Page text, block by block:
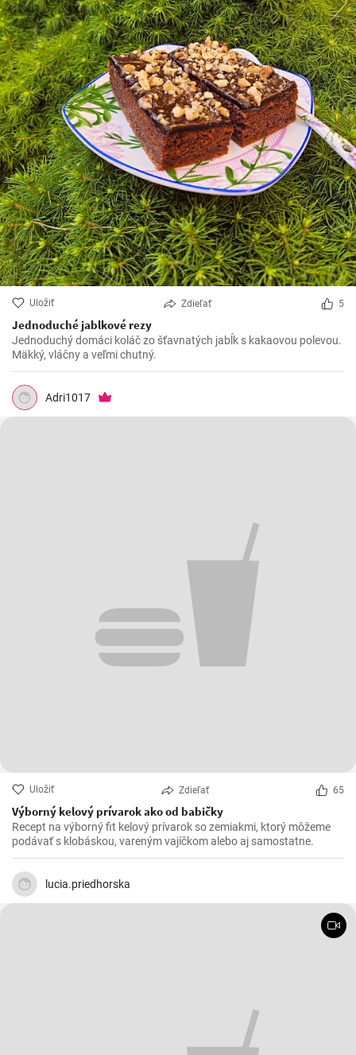
Uložiť Zdieľať 5
Jednoduché jablkové rezy
Jednoduchý domáci koláč zo šťavnatých jabĺk s kakaovou polevou.
Mäkký, vláčny a veľmi chutný.
Adri1017
Uložiť Zdieľať 65
Výborný kelový prívarok ako od babičky
Recept na výborný fit kelový prívarok so zemiakmi, ktorý môžeme
podávať s klobáskou, vareným vajíčkom alebo aj samostatne.
lucia.priedhorska